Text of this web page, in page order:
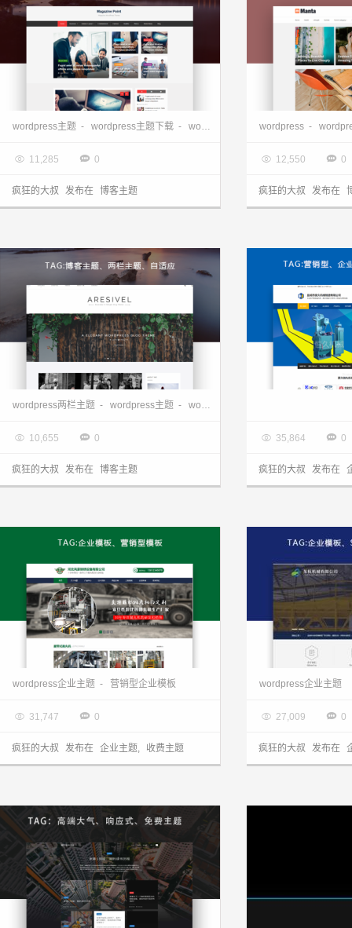
wordpress杂志主题-Magazine Point
wordpress主题 - wordpress主题下载 - wordpress免费主题 - wordpress博客
 11,285  0
疯狂的大叔 发布在 博客主题
wordpress -
 12,550  0
疯狂的大叔 发布在
wordpress自适应博客主题-Aresivel主题V1.3.2
wordpress两栏主题 - wordpress主题 - wordpress博客主题
 10,655  0
疯狂的大叔 发布在 博客主题
 35,864  0
疯狂的大叔 发布在
wordpress企业主题 - 营销型企业模板
 31,747  0
疯狂的大叔 发布在 企业主题, 收费主题
wordpress企业主题
 27,009  0
疯狂的大叔 发布在